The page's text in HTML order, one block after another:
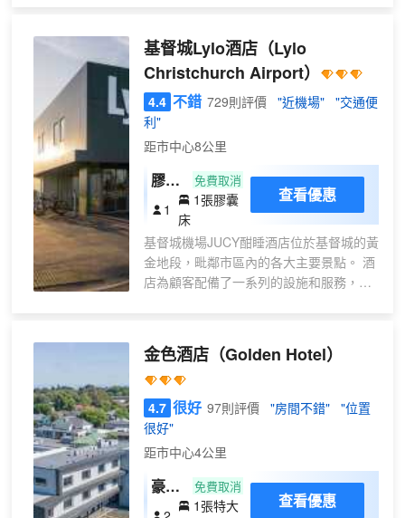
(Crusaders)、全黑隊 (All Blacks)、
鳳凰隊 (Phoenix) 和勇士隊
(Warriors) 等傳奇球隊的精彩比賽。
您更喜歡刺激的冒險之旅還是更輕鬆
區 (Willowbank Wildlife Reserve) 距
離酒店僅 21 分鐘車程，而奧普克温
泉水療中心 (Opuke Thermal Pools &
Spa) 也只需 1.5 小時即可抵達，讓您
在星光下享受蒸汽浴和寧靜氛圍。 來
和我們一起漂流吧。結識新朋友，分
享彼此的故事，開啟一段即使離開酒
店後仍會津津樂道的精彩旅程。
酒店距離各種購物和餐飲場所均有不
到15分鐘步行路程，距離基督城地標
性的Container Mall購物中心500米，
距離AMI Stadium體育場有10分鐘車
程。 這些獨具特色的客房配有液晶智
光照明的私人浴室。酒店提供快速退
房服務、洗衣服務以及各種會議室。
基督城Lylo酒店（Lylo
Christchurch Airport）
4.4 不錯 729則評價 "近機場"
"交通便
利"
距市中心8公里
膠囊
房
（一
張床
位）
免費取消
1
1張膠囊
床
查看優惠
基督城機場JUCY酣睡酒店位於基督城的黃
金地段，毗鄰市區內的各大主要景點。 酒
店為顧客配備了一系列的設施和服務，旨
線網絡, 每日客房清潔服務, 傳真機, 複
印, 24小時前台等設施。 客房內飾優雅，
便捷設施齊全。 住客可享受酒店內的休閒
設施，包括花園等。 基督城機場JUCY酣
睡酒店可滿足您的一切需要，酒店員工可
金色酒店（Golden Hotel）
4.7 很好 97則評價 "房間不錯"
"位置
很好"
距市中心4公里
豪華
無障
免費取消
1張特大
查看優惠